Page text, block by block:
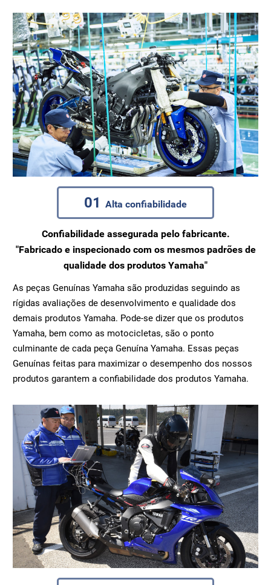
01 Alta confiabilidade
Confiabilidade assegurada pelo fabricante.
"Fabricado e inspecionado com os mesmos padrões de
qualidade dos produtos Yamaha"
As peças Genuínas Yamaha são produzidas seguindo as
rígidas avaliações de desenvolvimento e qualidade dos
demais produtos Yamaha. Pode-se dizer que os produtos
Yamaha, bem como as motocicletas, são o ponto
culminante de cada peça Genuína Yamaha. Essas peças
Genuínas feitas para maximizar o desempenho dos nossos
produtos garantem a confiabilidade dos produtos Yamaha.